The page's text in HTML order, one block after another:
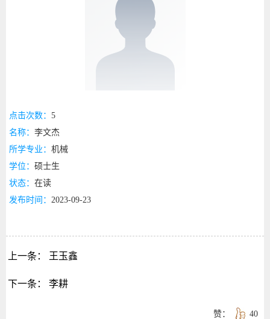
点击次数： 5
名称： 李文杰
所学专业： 机械
学位： 硕士生
状态： 在读
发布时间： 2023-09-23
上一条： 王玉鑫
下一条： 李耕
40
赞：